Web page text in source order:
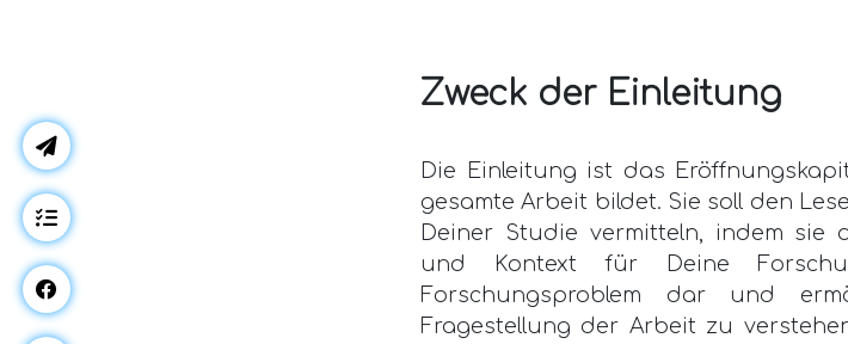
Zweck der Einleitung
Die Einleitung ist das
gesamte Arbeit bildet. Sie soll den
Deiner Studie vermitteln, indem sie
und Kontext für Deine
Forschungsproblem dar und
Fragestellung der Arbeit zu